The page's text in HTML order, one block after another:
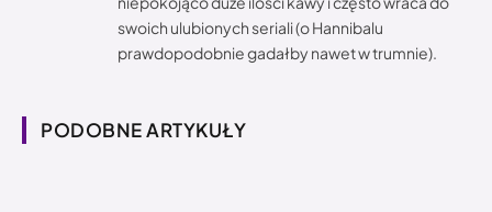
swoich ulubionych seriali (o Hannibalu
prawdopodobnie gadałby nawet w trumnie).
PODOBNE ARTYKUŁY